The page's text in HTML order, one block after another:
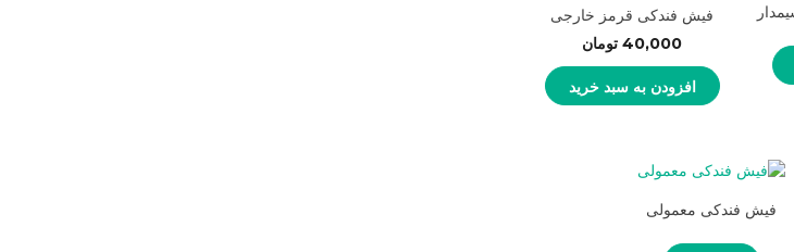
فیش فندکی قرمز خارجی
40,000 تومان
افزودن به سبد خرید
فیش فندکی معمولی